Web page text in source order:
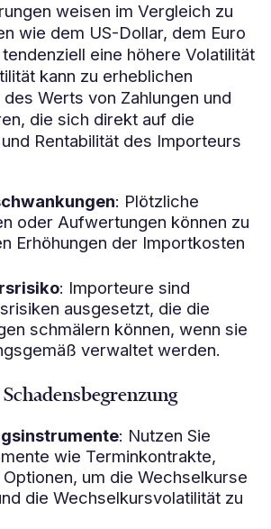
weisen im Vergleich zu
wie dem US-Dollar, dem Euro
eine höhere Volatilität
kann zu erheblichen
Werts von Zahlungen und
die sich direkt auf die
Rentabilität des Importeurs
: Plötzliche
oder Aufwertungen können zu
Erhöhungen der Importkosten
: Importeure sind
ausgesetzt, die die
schmälern können, wenn sie
verwaltet werden.
: Nutzen Sie
wie Terminkontrakte,
Optionen, um die Wechselkurse
die Wechselkursvolatilität zu